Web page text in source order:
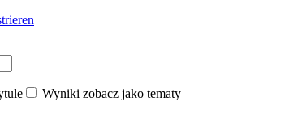
Wyniki zobacz jako tematy